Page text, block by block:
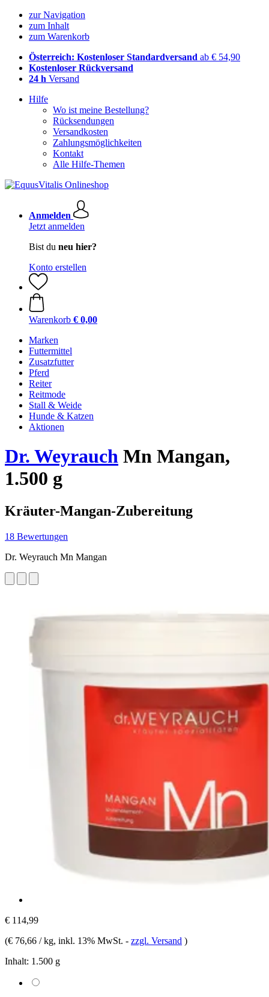
zur Navigation
zum Inhalt
zum Warenkorb
Österreich: Kostenloser Standardversand ab € 54,90
Kostenloser Rückversand
24 h Versand
Hilfe
Wo ist meine Bestellung?
Rücksendungen
Versandkosten
Zahlungsmöglichkeiten
Kontakt
Alle Hilfe-Themen
Anmelden
Jetzt anmelden
Bist du neu hier?
Konto erstellen
Warenkorb € 0,00
Marken
Futtermittel
Zusatzfutter
Pferd
Reiter
Reitmode
Stall & Weide
Hunde & Katzen
Aktionen
Dr. Weyrauch Mn Mangan,
1.500 g
Kräuter-Mangan-Zubereitung
18 Bewertungen
Dr. Weyrauch Mn Mangan
€ 114,99
(€ 76,66 / kg, inkl. 13% MwSt. - zzgl. Versand )
Inhalt: 1.500 g